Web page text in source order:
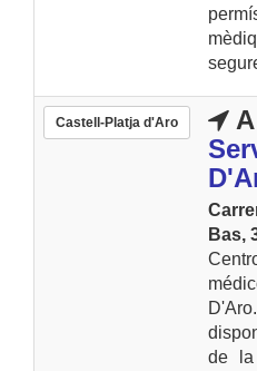
Castell-Platja d'Aro
Bas,
de la